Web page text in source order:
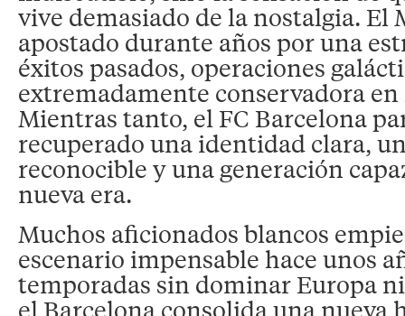
vive demasiado de la nostalgia. El
apostado durante años por una
éxitos pasados, operaciones
extremadamente conservadora
Mientras tanto, el FC Barcelona
recuperado una identidad clara,
reconocible y una generación
nueva era.
Muchos aficionados blancos
escenario impensable hace unos
temporadas sin dominar Europa
el Barcelona consolida una nueva